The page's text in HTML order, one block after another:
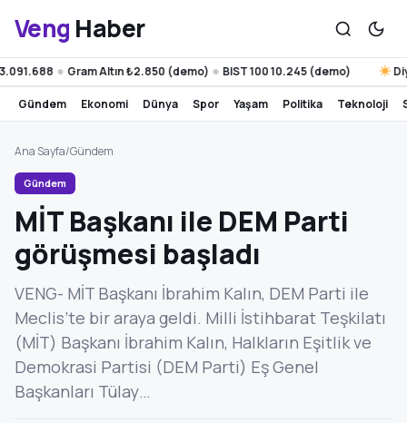
Veng Haber
● Gram Altın ₺2.850 (demo) ● BIST 100 10.245 (demo)
gündem ekonomi dünya spor yaşam politika teknoloji
Ana Sayfa/Gündem
Gündem
MİT Başkanı ile DEM Parti
görüşmesi başladı
VENG- MİT Başkanı İbrahim Kalın, DEM Parti ile
Meclis’te bir araya geldi. Milli İstihbarat Teşkilatı
(MİT) Başkanı İbrahim Kalın, Halkların Eşitlik ve
Demokrasi Partisi (DEM Parti) Eş Genel
Başkanları Tülay…